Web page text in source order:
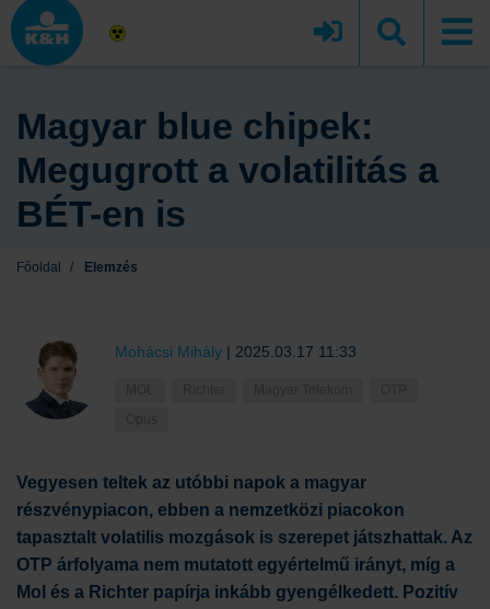
Magyar blue chipek:
Megugrott a volatilitás a
BÉT-en is
Főoldal / Elemzés
Mohácsi Mihály | 2025.03.17 11:33
Vegyesen teltek az utóbbi napok a magyar
részvénypiacon, ebben a nemzetközi piacokon
tapasztalt volatilis mozgások is szerepet játszhattak. Az
OTP árfolyama nem mutatott egyértelmű irányt, míg a
Mol és a Richter papírja inkább gyengélkedett. Pozitív